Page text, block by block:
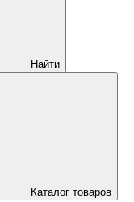
Найти
Каталог товаров